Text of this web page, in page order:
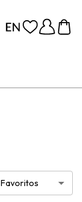
Favoritos